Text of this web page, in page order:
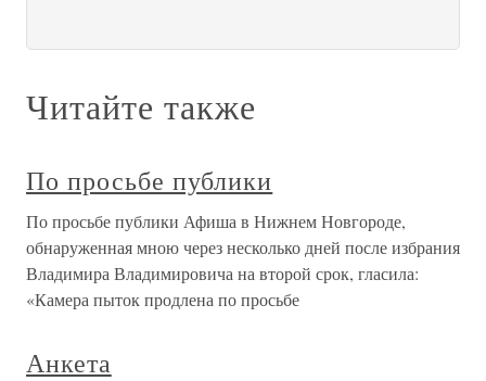
Читайте также
По просьбе публики
По просьбе публики Афиша в Нижнем Новгороде,
обнаруженная мною через несколько дней после избрания
Владимира Владимировича на второй срок, гласила:
«Камера пыток продлена по просьбе
Анкета